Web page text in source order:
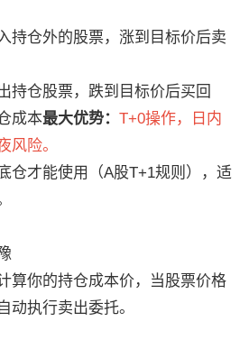
持仓外的股票，涨到目标价后卖
持仓股票，跌到目标价后买回
成本最大优势： T+0操作，日内
风险。
仓才能使用（A股T+1规则），适
算你的持仓成本价，当股票价格
动执行卖出委托。